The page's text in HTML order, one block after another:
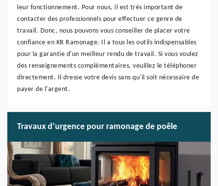
leur fonctionnement. Pour nous, il est très important de
contacter des professionnels pour effectuer ce genre de
travail. Donc, nous pouvons vous conseiller de placer votre
confiance en KR Ramonage. Il a tous les outils indispensables
pour la garantie d'un meilleur rendu de travail. Si vous voulez
des renseignements complémentaires, veuillez le téléphoner
directement. Il dresse votre devis sans qu'il soit nécessaire de
payer de l'argent.
Travaux d’urgence pour ramonage de poêle